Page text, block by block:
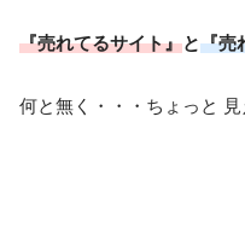
『売れてるサイト』と『売
何と無く・・・ちょっと 見